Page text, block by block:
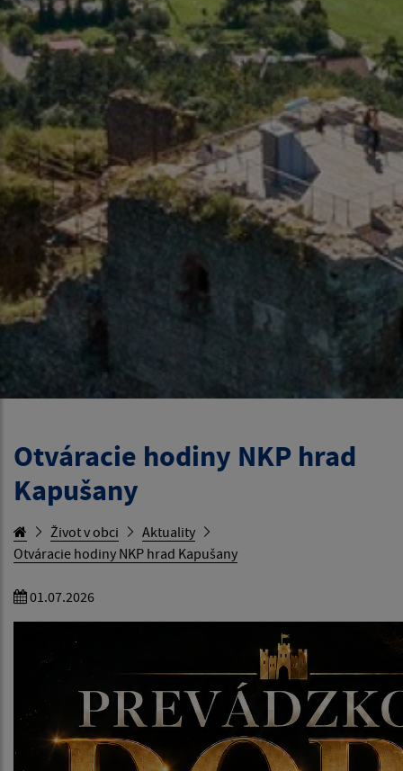
Otváracie hodiny NKP hrad
Kapušany
Život v obci
Aktuality
Otváracie hodiny NKP hrad Kapušany
01.07.2026